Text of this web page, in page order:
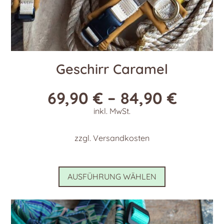
Geschirr Caramel
69,90€ – 84,90€
inkl. MwSt.
zzgl. Versandkosten
AUSFÜHRUNG WÄHLEN
Dieses
weist
mehrere
Varianten